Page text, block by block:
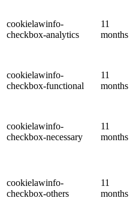
cookielawinfo-
checkbox-analytics
11
months
cookielawinfo-
checkbox-functional
11
months
cookielawinfo-
checkbox-necessary
11
months
cookielawinfo-
checkbox-others
11
months